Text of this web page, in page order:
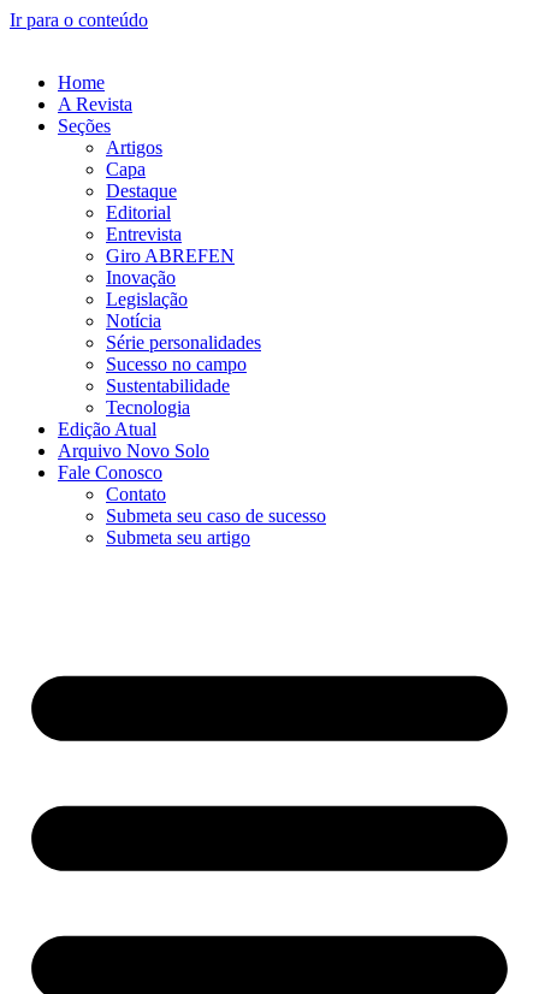
Ir para o conteúdo
Home
A Revista
Seções
Artigos
Capa
Destaque
Editorial
Entrevista
Giro ABREFEN
Inovação
Legislação
Notícia
Série personalidades
Sucesso no campo
Sustentabilidade
Tecnologia
Edição Atual
Arquivo Novo Solo
Fale Conosco
Contato
Submeta seu caso de sucesso
Submeta seu artigo